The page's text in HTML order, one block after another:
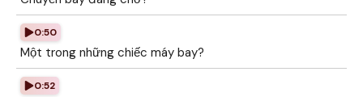
0:50
Một trong những chiếc máy bay?
0:52